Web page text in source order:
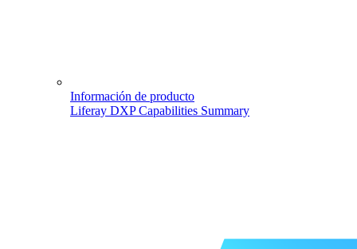
Información de producto
Liferay DXP Capabilities Summary